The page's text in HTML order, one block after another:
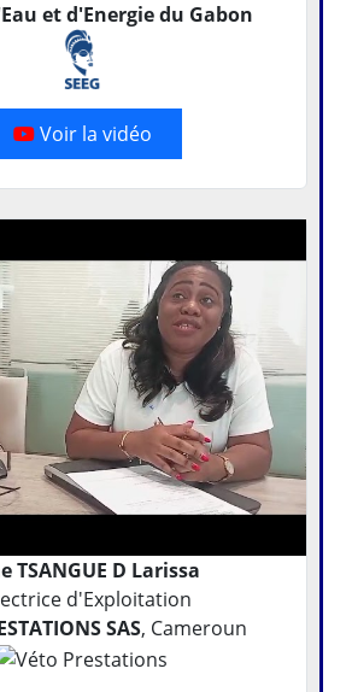
et d'Energie du Gabon
Voir la vidéo
TSANGUE D Larissa
d'Exploitation
SAS, Cameroun